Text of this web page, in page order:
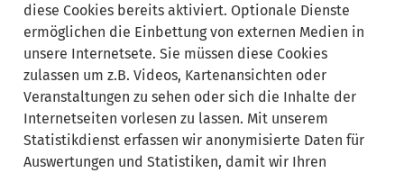
diese Cookies bereits aktiviert. Optionale Dienste
ermöglichen die Einbettung von externen Medien in
unsere Internetsete. Sie müssen diese Cookies
zulassen um z.B. Videos, Kartenansichten oder
Veranstaltungen zu sehen oder sich die Inhalte der
Internetseiten vorlesen zu lassen. Mit unserem
Statistikdienst erfassen wir anonymisierte Daten für
Auswertungen und Statistiken, damit wir Ihren